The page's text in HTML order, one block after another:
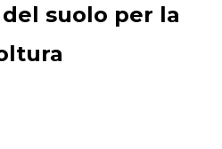
suolo per la